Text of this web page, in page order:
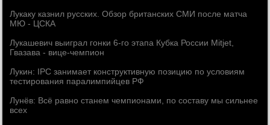
Лукаку казнил русских. Обзор британских СМИ после матча
МЮ - ЦСКА
Лукашевич выиграл гонки 6-го этапа Кубка России Mitjet,
Гвазава - вице-чемпион
Лукин: IPC занимает конструктивную позицию по условиям
тестирования паралимпийцев РФ
Лунёв: Всё равно станем чемпионами, по составу мы сильнее
всех